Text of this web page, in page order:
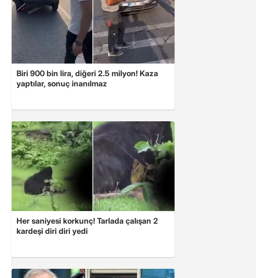
Biri 900 bin lira, diğeri 2.5 milyon! Kaza
yaptılar, sonuç inanılmaz
Her saniyesi korkunç! Tarlada çalışan 2
kardeşi diri diri yedi